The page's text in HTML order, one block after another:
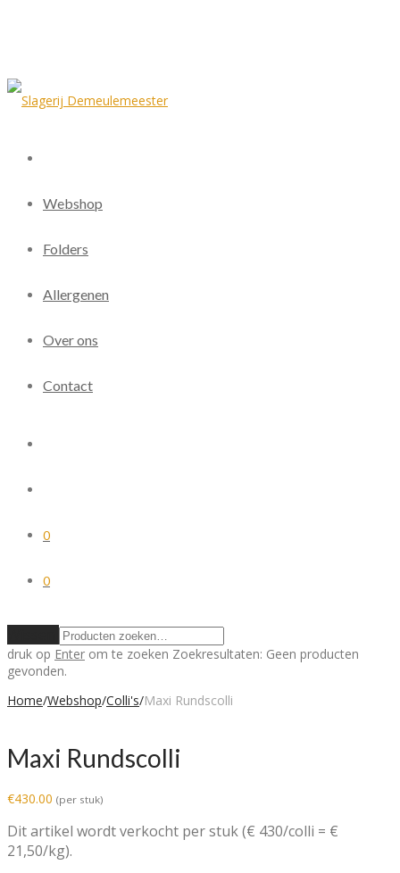
Webshop
Folders
Allergenen
Over ons
Contact
0
0
druk op Enter om te zoeken Zoekresultaten: Geen producten
gevonden.
Home/Webshop/Colli's/Maxi Rundscolli
Maxi Rundscolli
€430.00 (per stuk)
Dit artikel wordt verkocht per stuk (€ 430/colli = €
21,50/kg).